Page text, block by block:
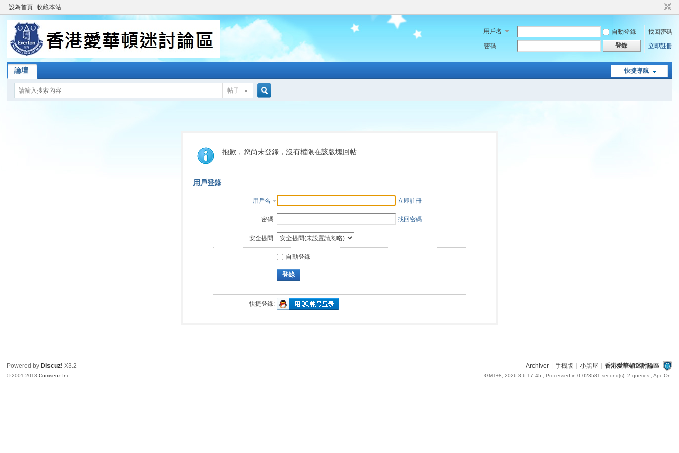
設為首頁 收藏本站
用戶名 自動登錄
找回密碼
密碼
登錄 立即註冊
快捷導航
論壇
帖子
索
抱歉，您尚未登錄，沒有權限在該版塊回帖
用戶登錄
用戶名 立即註冊
密碼: 找回密碼
安全提問:
自動登錄
登錄
快捷登錄:
Archiver 手機版 小黑屋 香港愛華頓迷討論區
GMT+8, 2026-8-6 17:45 , Processed in 0.023581 second(s), 2 queries , Apc On.
Powered by Discuz! X3.2
© 2001-2013Comsenz Inc.